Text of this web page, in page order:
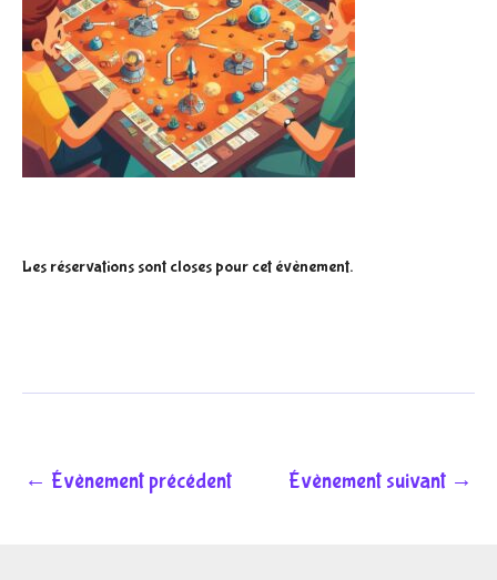
Les réservations sont closes pour cet évènement.
← Évènement précédent Évènement suivant →